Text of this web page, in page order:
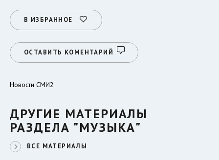
В ИЗБРАННОЕ
ОСТАВИТЬ КОМЕНТАРИЙ
Новости СМИ2
ДРУГИЕ МАТЕРИАЛЫ
РАЗДЕЛА "МУЗЫКА"
ВСЕ МАТЕРИАЛЫ